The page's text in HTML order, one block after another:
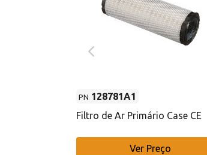
PN 128781A1
Filtro de Ar Primário Case CE
Ver Preço